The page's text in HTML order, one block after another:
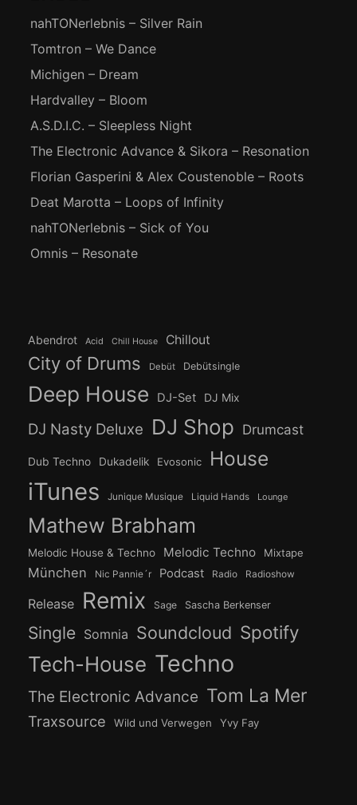
nahTONerlebnis – Silver Rain
Tomtron – We Dance
Michigen – Dream
Hardvalley – Bloom
A.S.D.I.C. – Sleepless Night
The Electronic Advance & Sikora – Resonation
Florian Gasperini & Alex Coustenoble – Roots
Deat Marotta – Loops of Infinity
nahTONerlebnis – Sick of You
Omnis – Resonate
Abendrot Acid Chill House Chillout
City of Drums Debüt Debütsingle
Deep House DJ-Set DJ Mix
DJ Nasty Deluxe DJ Shop Drumcast
Dub Techno Dukadelik Evosonic House
iTunes Junique Musique Liquid Hands Lounge
Mathew Brabham
Melodic House & Techno Melodic Techno Mixtape
München Nic Pannie´r Podcast Radio Radioshow
Release Remix Sage Sascha Berkenser
Single Somnia Soundcloud Spotify
Tech-House Techno
The Electronic Advance Tom La Mer
Traxsource Wild und Verwegen Yvy Fay